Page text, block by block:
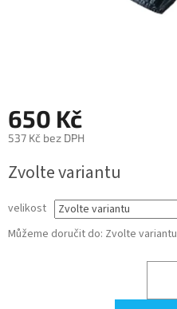
650 Kč
537 Kč bez DPH
cena:
Zvolte variantu
velikost
Můžeme doručit do: Zvolte variantu